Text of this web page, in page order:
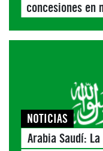
concesiones en
NOTICIAS
Arabia Saudí: